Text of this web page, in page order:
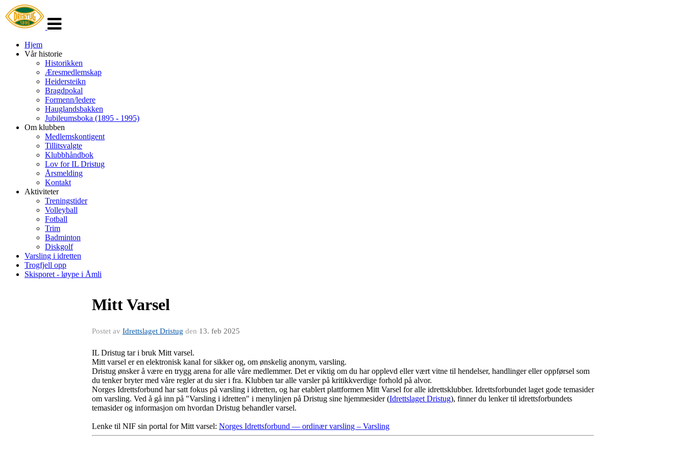
navigasjon
Hjem
Vår historie
Historikken
Æresmedlemskap
Heidersteikn
Bragdpokal
Formenn/ledere
Hauglandsbakken
Jubileumsboka (1895 - 1995)
Om klubben
Medlemskontigent
Tillitsvalgte
Klubbhåndbok
Lov for IL Dristug
Årsmelding
Kontakt
Aktiviteter
Treningstider
Volleyball
Fotball
Trim
Badminton
Diskgolf
Varsling i idretten
Trogfjell opp
Skisporet - løype i Åmli
Mitt Varsel
Postet av Idrettslaget Dristug den 13. feb 2025
IL Dristug tar i bruk Mitt varsel.
Mitt varsel er en elektronisk kanal for sikker og, om ønskelig anonym, varsling.
Dristug ønsker å være en trygg arena for alle våre medlemmer. Det er viktig om du har opplevd eller vært vitne til hendelser, handlinger eller oppførsel som
du tenker bryter med våre regler at du sier i fra. Klubben tar alle varsler på kritikkverdige forhold på alvor.
Norges Idrettsforbund har satt fokus på varsling i idretten, og har etablert plattformen Mitt Varsel for alle idrettsklubber. Idrettsforbundet laget gode temasider
om varsling. Ved å gå inn på "Varsling i idretten" i menylinjen på Dristug sine hjemmesider (Idrettslaget Dristug), finner du lenker til idrettsforbundets
temasider og informasjon om hvordan Dristug behandler varsel.
Lenke til NIF sin portal for Mitt varsel: Norges Idrettsforbund — ordinær varsling – Varsling